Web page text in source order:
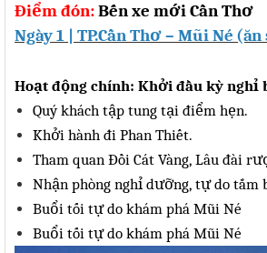
Điểm đón:Bến xe mới Cần Thơ
Ngày 1 | TP.Cần Thơ – MũiNé
Hoạt động chính: Khởi đầu kỳ nghỉ
Quýkhách tập tung tại điểm hẹn.
Khởi hành đi Phan Thiết.
Tham quan Đồi Cát Vàng, Lâu đài r
Nhận phòng nghỉdưỡng, tựdo tắm
Buổi tối tựdo khám phá Mũi Né
Buổi tối tựdo khám phá Mũi Né